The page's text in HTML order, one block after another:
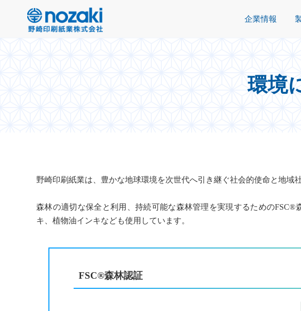
企業情報
環境
野崎印刷紙業は、豊かな地球環境を次世代へ引き継ぐ社会的使命と地域
森林の適切な保全と利用、持続可能な森林管理を実現するための
キ、植物油インキなども使用しています。
FSC®森林認証